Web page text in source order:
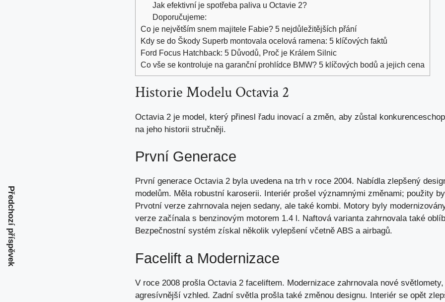
Jak efektivní je spotřeba paliva u Octavie 2?
Doporučujeme:
Co je největším snem majitele Fabie? 5 nejdůležitějších přání
Kdy se do Škody Superb montovala ocelová ramena: 5 klíčových faktů
Ford Focus Hatchback: 5 Důvodů, Proč je Králem Silnic
Co vše se kontroluje na garanční prohlídce BMW? 5 klíčových bodů a jejich cena
Historie Modelu Octavia 2
Octavia 2 je model, který přinesl řadu inovací a změn, aby zůstal
na jeho historii stručněji.
První Generace
První generace Octavia 2 byla uvedena na trh v roce 2004. Nabídla zlepšený
modelům. Měla robustní karoserii. Interiér prošel významnými změnami; použity
Prvotní verze zahrnovala nejen sedany, ale také kombi. Motory byly
verze začínala s benzinovým motorem 1.4 l. Naftová varianta zahrnovala také
Bezpečnostní systém získal několik vylepšení včetně ABS a airbagů.
Facelift a Modernizace
V roce 2008 prošla Octavia 2 faceliftem. Modernizace zahrnovala nové
agresívnější vzhled. Zadní světla prošla také změnou designu. Interiér se opět
Předchozí příspěvek